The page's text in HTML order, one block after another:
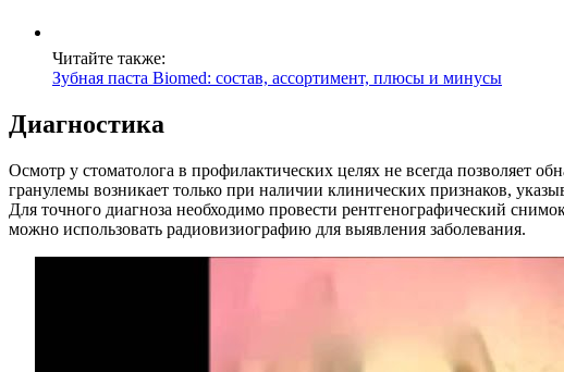
Читайте также:
Зубная паста Biomed: состав, ассортимент, плюсы и минусы
Диагностика
Осмотр у стоматолога в профилактических целях не всегда позволяет
гранулемы возникает только при наличии клинических признаков,
Для точного диагноза необходимо провести рентгенографический
можно использовать радиовизиографию для выявления заболевания.